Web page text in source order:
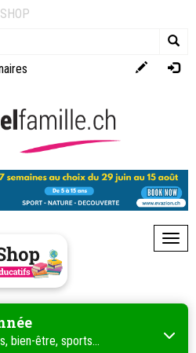
SHOP
bien-être, sports...